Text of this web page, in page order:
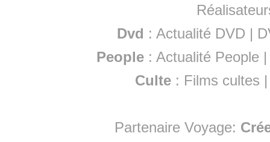
Dvd : Actualité DVD |
People :Actualité People
Culte : Films cultes
Partenaire Voyage: